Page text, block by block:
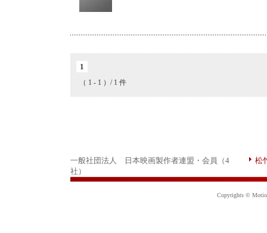
1
（ 1 - 1 ）/ 1 件
一般社団法人 日本映画製作者連盟・会員（4
社）
松
Copyrights ©